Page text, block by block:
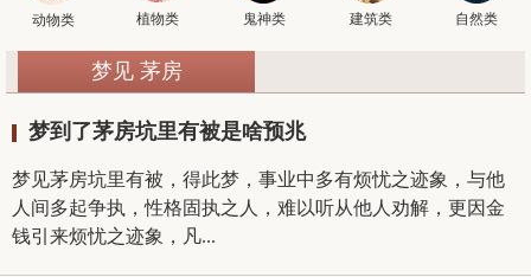
动物类 植物类 鬼神类 建筑类 自然类
梦见 茅房
梦到了茅房坑里有被是啥预兆
梦见茅房坑里有被，得此梦，事业中多有烦忧之迹象，与他
人间多起争执，性格固执之人，难以听从他人劝解，更因金
钱引来烦忧之迹象，凡...